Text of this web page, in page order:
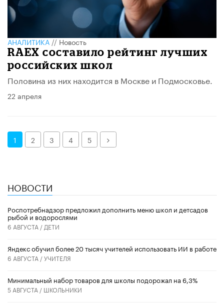
АНАЛИТИКА//Новость
RAEX составило рейтинг лучших
российских школ
Половина из них находится в Москве и Подмосковье.
22 апреля
1 2 3 4 5 Далее
НОВОСТИ
Роспотребнадзор предложил дополнить меню школ и детсадов
рыбой и водорослями
6 АВГУСТА / ДЕТИ
​Яндекс обучил более 20 тысяч учителей использовать ИИ в работе
6 АВГУСТА /УЧИТЕЛЯ
Минимальный набор товаров для школы подорожал на 6,3%
5 АВГУСТА / ШКОЛЬНИКИ